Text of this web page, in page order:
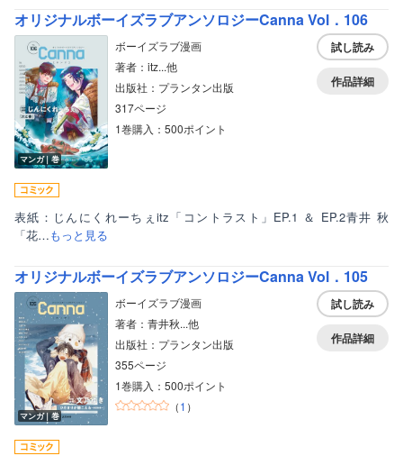
オリジナルボーイズラブアンソロジーCanna Vol．106
マンガ｜巻
ボーイズラブ漫画
著者：itz...他
出版社：プランタン出版
317ページ
1巻購入：500ポイント
試し読み
作品詳細
表紙：じんにくれーちぇitz「コントラスト」EP.1 ＆ EP.2青井 秋
「花…もっと見る
オリジナルボーイズラブアンソロジーCanna Vol．105
マンガ｜巻
ボーイズラブ漫画
著者：青井秋...他
出版社：プランタン出版
355ページ
1巻購入：500ポイント
（1 ）
試し読み
作品詳細